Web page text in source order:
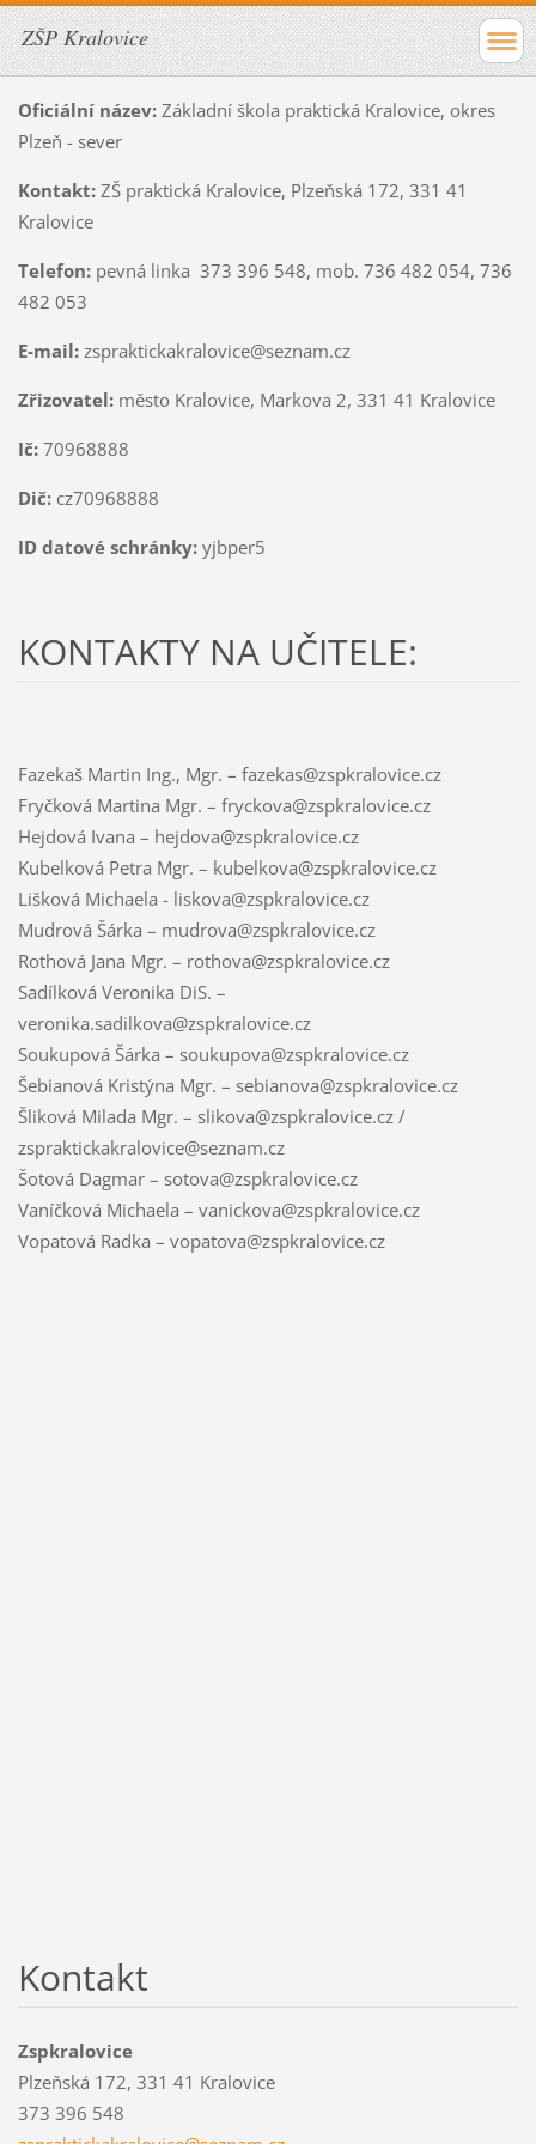
ZŠP Kralovice
Oficiální název:Základní škola praktická Kralovice, okres
Plzeň - sever
Kontakt:ZŠ praktická Kralovice, Plzeňská 172, 331 41
Kralovice
Telefon:pevná linka 373 396 548, mob. 736 482 054, 736
482 053
E-mail:zspraktickakralovice@seznam.cz
Zřizovatel:město Kralovice, Markova 2, 331 41 Kralovice
Ič:70968888
Dič:cz70968888
ID datové schránky:yjbper5
KONTAKTY NA UČITELE:
Fazekaš Martin Ing., Mgr. – fazekas@zspkralovice.cz
Fryčková Martina Mgr. – fryckova@zspkralovice.cz
Hejdová Ivana – hejdova@zspkralovice.cz
Kubelková Petra Mgr. – kubelkova@zspkralovice.cz
Lišková Michaela - liskova@zspkralovice.cz
Mudrová Šárka – mudrova@zspkralovice.cz
Rothová Jana Mgr. – rothova@zspkralovice.cz
Sadílková Veronika DiS. –
veronika.sadilkova@zspkralovice.cz
Soukupová Šárka – soukupova@zspkralovice.cz
Šebianová Kristýna Mgr. – sebianova@zspkralovice.cz
Šliková Milada Mgr. – slikova@zspkralovice.cz /
zspraktickakralovice@seznam.cz
Šotová Dagmar – sotova@zspkralovice.cz
Vaníčková Michaela – vanickova@zspkralovice.cz
Vopatová Radka – vopatova@zspkralovice.cz
Kontakt
Zspkralovice
Plzeňská 172, 331 41 Kralovice
373 396 548